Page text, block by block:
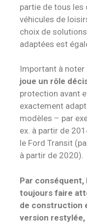
partie de tous les
véhicules de
choix de
adaptées est
Important à noter
joue un rôle
protection avant
exactement
modèles – par
ex. à partir de
le Ford Transit
à partir de 2020).
Par conséquent,
toujours faire
de construction
version